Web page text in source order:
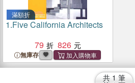
滿額折
1.Five California Architects
79
826
無庫存
共 1 筆